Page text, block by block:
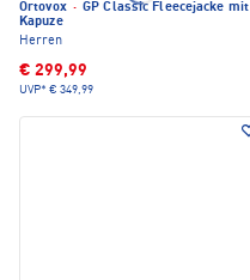
Ortovox · GP Classic Fleecejacke mit
Kapuze
Herren
€ 299,99
UVP* € 349,99